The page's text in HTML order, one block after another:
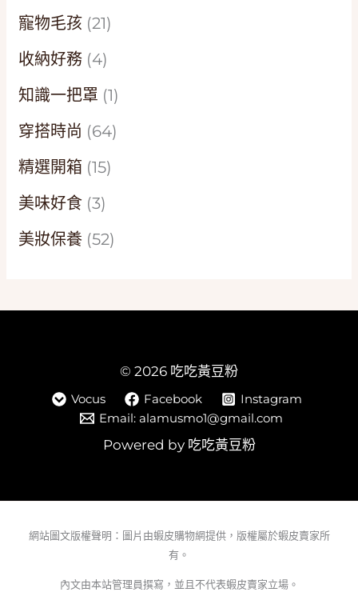
寵物毛孩 (21)
收納好務 (4)
知識一把罩 (1)
穿搭時尚 (64)
精選開箱 (15)
美味好食 (3)
美妝保養 (52)
© 2026 吃吃黃豆粉
Vocus Facebook
Instagram
Email: alamusmo1@gmail.com
Powered by 吃吃黃豆粉
網站圖文版權聲明：圖片由蝦皮購物網提供，版權屬於蝦皮賣家所
有。
內文由本站管理員撰寫，並且不代表蝦皮賣家立場。